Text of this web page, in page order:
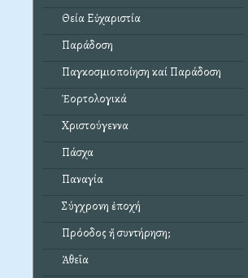
Θεία Εὐχαριστία
Παράδοση
Παγκοσμιοποίηση καί Παράδοση
Ἑορτολογικά
Χριστούγεννα
Πάσχα
Παναγία
Σύγχρονη ἐποχή
Πρόοδος ἤ συντήρηση;
Ἀθεΐα